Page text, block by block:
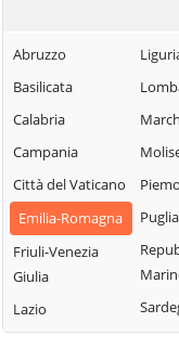
Castel Guelfo di
Terme
Castello d'Argile
Abruzzo
Basilicata
Calabria
Campania
Città del Vaticano
Emilia-Romagna
Friuli-Venezia
Giulia
Lazio
Puglia